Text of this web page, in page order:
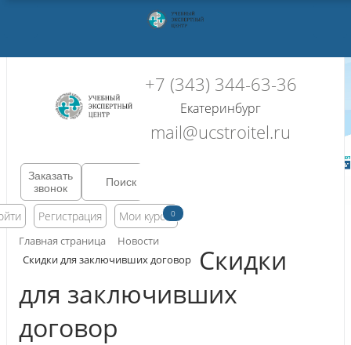
+7 (343) 344-63-36
Екатеринбург
mail@ucstroitel.ru
Заказать
звонок
Регистрация Мои курсы0
Главная страница
Новости
Скидки для заключивших договор
Скидки
для заключивших
договор